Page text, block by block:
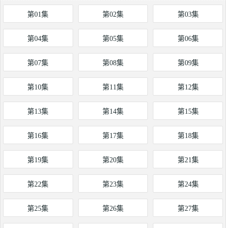
第01集 第02集 第03集
第04集 第05集 第06集
第07集 第08集 第09集
第10集 第11集 第12集
第13集 第14集 第15集
第16集 第17集 第18集
第19集 第20集 第21集
第22集 第23集 第24集
第25集 第26集 第27集